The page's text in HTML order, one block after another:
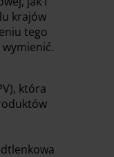
krajów
tego
która